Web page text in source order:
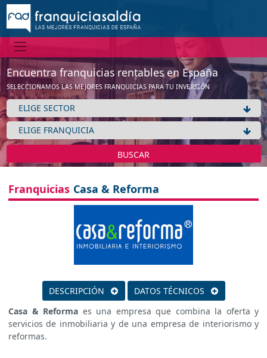
Encuentra franquicias rentables en España
SELECCIONAMOS LAS MEJORES FRANQUICIAS PARA TU INVERSIÓN
BUSCAR
Franquicias Casa & Reforma
DESCRIPCIÓN
DATOS TÉCNICOS
Casa & Reforma es una empresa que combina la oferta y
servicios de inmobiliaria y de una empresa de interiorismo y
reformas.